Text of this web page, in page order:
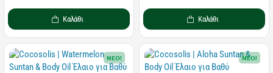
Καλάθι Καλάθι
NEO! NEO!